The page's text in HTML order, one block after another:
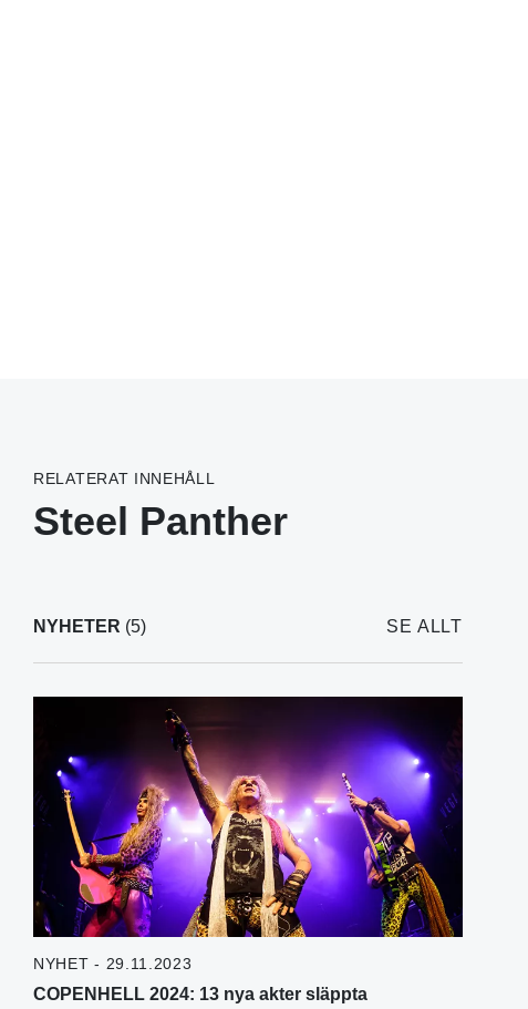
RELATERAT INNEHÅLL
Steel Panther
NYHETER (5) SE ALLT
NYHET - 29.11.2023
COPENHELL 2024: 13 nya akter släppta